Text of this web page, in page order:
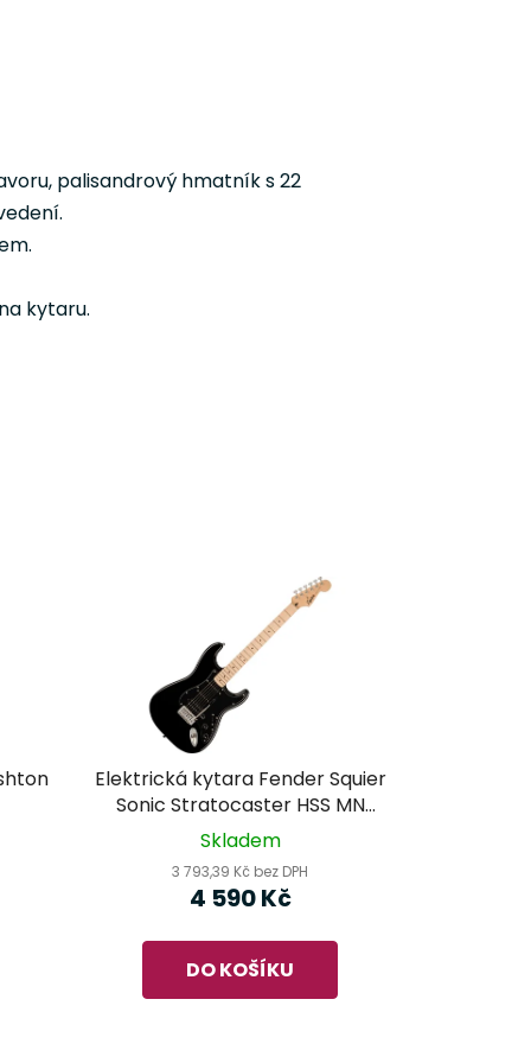
palisandrový hmatník s 22
kytaru.
Elektrická kytara Fender Squier
Sonic Stratocaster HSS MN
Black
Skladem
3 793,39 Kč bez DPH
4 590 Kč
DO KOŠÍKU